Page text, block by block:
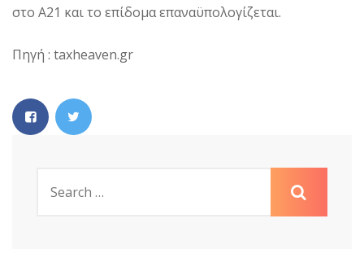
στο Α21 και το επίδομα επαναϋπολογίζεται.
Πηγή : taxheaven.gr